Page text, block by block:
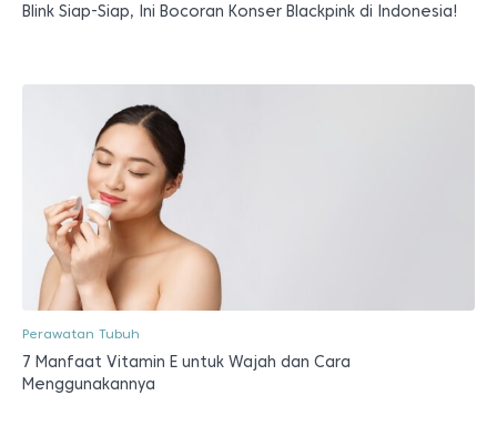
Blink Siap-Siap, Ini Bocoran Konser Blackpink di Indonesia!
Perawatan Tubuh
7 Manfaat Vitamin E untuk Wajah dan Cara
Menggunakannya